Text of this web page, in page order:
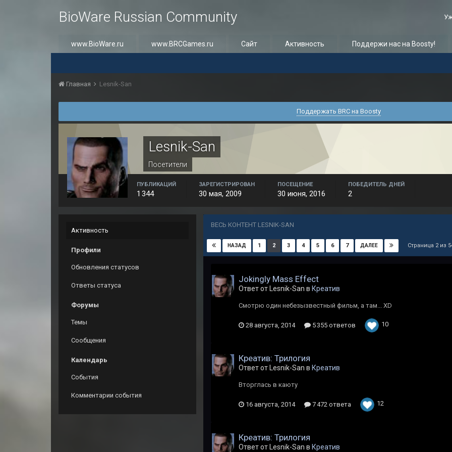
BioWare Russian Community
www.BioWare.ru www.BRCGames.ru Сайт Активность Поддержи нас на Boosty!
Главная Lesnik-San
Поддержать BRC на Boosty
Lesnik-San
Посетители
ПУБЛИКАЦИЙ
1 344
ЗАРЕГИСТРИРОВАН
30 мая, 2009
ПОСЕЩЕНИЕ
30 июня, 2016
ПОБЕДИТЕЛЬ ДНЕЙ
2
Активность
Профили
Обновления статусов
Ответы статуса
Форумы
Темы
Сообщения
Календарь
События
Комментарии события
ВЕСЬ КОНТЕНТ LESNIK-SAN
НАЗАД 1 2 3 4 5 6 7 ДАЛЕЕ Страница 2 из
Jokingly Mass Effect
Ответ от Lesnik-San в Креатив
Смотрю один небезызвестный фильм, а там... XD
28 августа, 2014 5 355 ответов 10
Креатив: Трилогия
Ответ от Lesnik-San в Креатив
Вторглась в каюту
16 августа, 2014 7 472 ответа 12
Креатив: Трилогия
Ответ от Lesnik-San в Креатив